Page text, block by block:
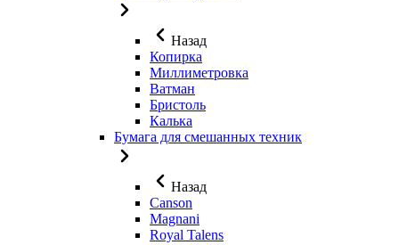
Назад
Копирка
Миллиметровка
Ватман
Бристоль
Калька
Бумага для смешанных техник
Назад
Canson
Magnani
Royal Talens